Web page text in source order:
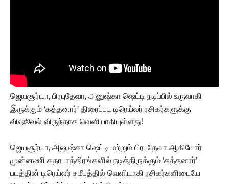
ஜெயசூர்யா, பிரபுதேவா, அனுஷ்கா ஷெட்டி நடிப்பில் உருவாகி
இருக்கும் ‘கத்தனார்’ திரைப்பட டிரெய்லர் ரசிகர்களுக்கு
விஷூவல் விருந்தாக வெளியாகியுள்ளது!
ஜெயசூர்யா, அனுஷ்கா ஷெட்டி மற்றும் பிரபுதேவா ஆகியோர்
முன்னணி கதாபாத்திரங்களில் நடித்திருக்கும் ‘கத்தனார்’
படத்தின் டிரெய்லர் சமீபத்தில் வெளியாகி ரசிகர்களிடையே